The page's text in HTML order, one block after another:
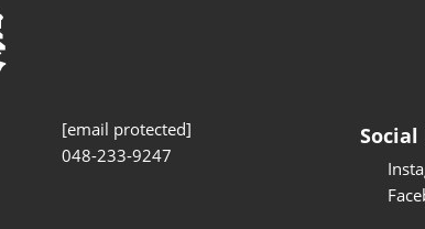
[email protected]
048-233-9247
Social